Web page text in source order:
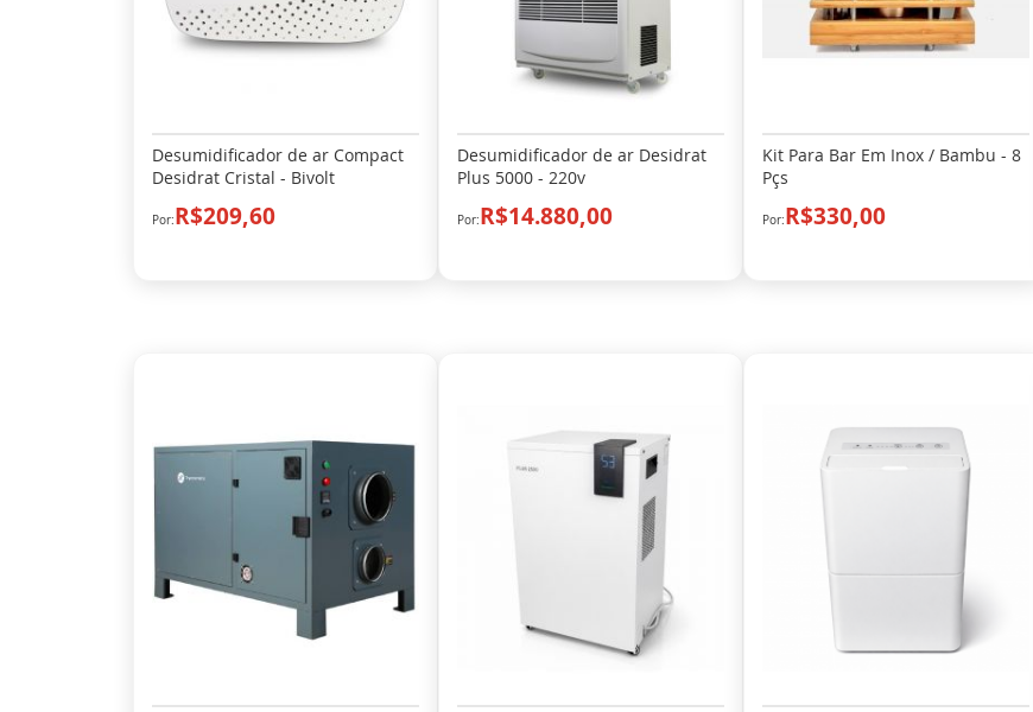
Desumidificador de ar Compact
Desidrat Cristal - Bivolt
R$209,60
Desumidificador de ar Desidrat
Plus 5000 - 220v
R$14.880,00
Kit Para Bar Em Inox / Bambu - 8
Pçs
R$330,00